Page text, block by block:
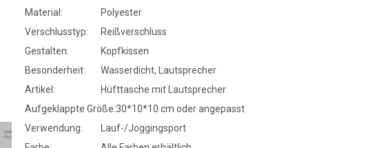
Material:
Polyester
Verschlusstyp:
Reißverschluss
Gestalten:
Kopfkissen
Besonderheit:
Wasserdicht, Lautsprecher
Artikel:
Hüfttasche mit Lautsprecher
Aufgeklappte Größe:30*10*10 cm oder angepasst
Verwendung:
Lauf-/Joggingsport